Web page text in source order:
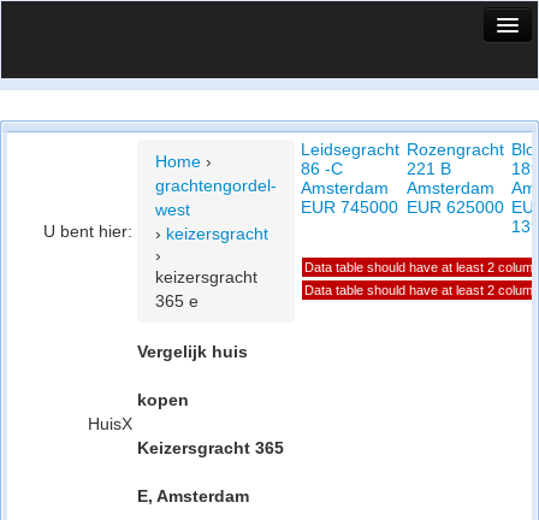
Vergelijk prijsposities - wijk
U bent hier:
Home ›
grachtengordel-
west
› keizersgracht
›
keizersgracht
365 e
HuisX
Vergelijk huis
kopen
Keizersgracht 365
E, Amsterdam
Leidsegracht
86 -C
Amsterdam
EUR 745000
Rozengracht
221 B
Amsterdam
EUR 625000
Data table should have at least 2
Data table should have at least 2